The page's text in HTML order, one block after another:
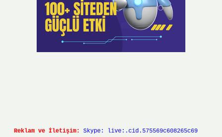
Reklam ve İletişim: Skype: live:.cid.575569c608265c69